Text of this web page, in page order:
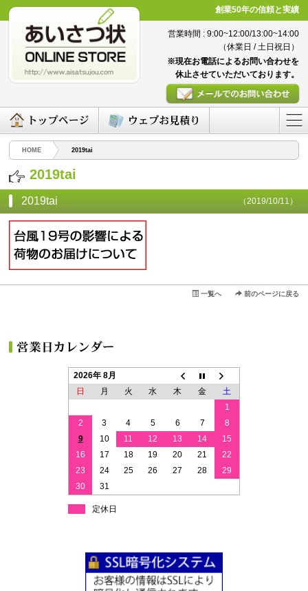
創業50年の信頼と実績
営業時間 : 9:00~12:00/13:00~14:00
（休業日 / 土日祝日）
※現在お電話によるお問い合わせを
休止させていただいております。
HOME 2019tai
2019tai
2019tai （2019/10/11）
一覧へ 前のページに戻る
2026年 8月
日
月 火 水 木 金
土
1
2
3 4 5 6 7
8
9
10 11 12 13 14
15
16
17 18 19 20 21
22
23
24 25 26 27 28
29
30
31
定休日